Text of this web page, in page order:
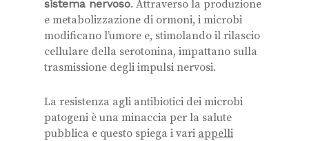
sistema nervoso. Attraverso la produzione
e metabolizzazione di ormoni, i microbi
modificano l’umore e, stimolando il rilascio
cellulare della serotonina, impattano sulla
trasmissione degli impulsi nervosi.
La resistenza agli antibiotici dei microbi
patogeni è una minaccia per la salute
pubblica e questo spiega i vari appelli